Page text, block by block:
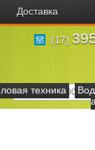
Доставка
(17)
техника